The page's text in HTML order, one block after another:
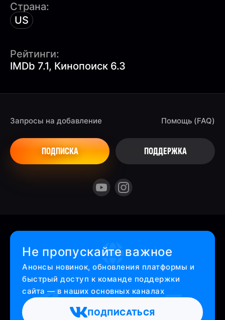
Страна:
US
Рейтинги:
IMDb 7.1, Кинопоиск 6.3
Запросы на добавление
ПОДПИСКА
Помощь (FAQ)
ПОДДЕРЖКА
Не пропускайте важное
Анонсы новинок, обновления платформы и
быстрый доступ к команде поддержки
сайта — в наших основных каналах
ПОДПИСАТЬСЯ